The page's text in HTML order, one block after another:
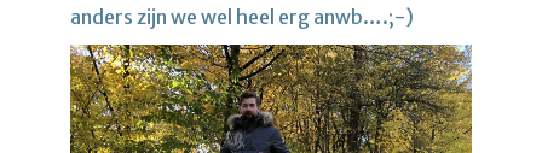
anders zijn we wel heel erg anwb….;-)